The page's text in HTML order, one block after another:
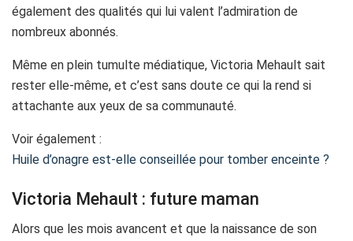
également des qualités qui lui valent l’admiration de
nombreux abonnés.
Même en plein tumulte médiatique, Victoria Mehault sait
rester elle-même, et c’est sans doute ce qui la rend si
attachante aux yeux de sa communauté.
Voir également :
Huile d’onagre est-elle conseillée pour tomber enceinte ?
Victoria Mehault : future maman
Alors que les mois avancent et que la naissance de son